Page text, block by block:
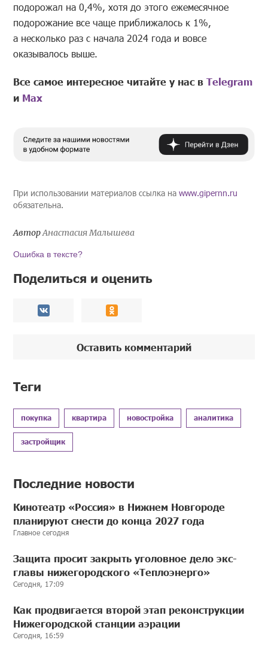
подорожал на 0,4%, хотя до этого ежемесячное
подорожание все чаще приближалось к 1%,
а несколько раз с начала 2024 года и вовсе
оказывалось выше.
Все самое интересное читайте у нас вTelegram
и Mах
При использовании материалов ссылка наwww.gipernn.ru
обязательна.
АвторАнастасия Малышева
Ошибка в тексте?
Поделиться и оценить
Оставить комментарий
Теги
покупка квартира новостройка аналитика
застройщик
Последние новости
Кинотеатр «Россия» в Нижнем Новгороде
планируют снести до конца 2027 года
Главное сегодня
Защита просит закрыть уголовное дело экс-
главы нижегородского «Теплоэнерго»
Сегодня, 17:09
Как продвигается второй этап реконструкции
Нижегородской станции аэрации
Сегодня, 16:59